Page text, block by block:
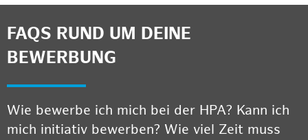
FAQS RUND UM DEINE
BEWERBUNG
Wie bewerbe ich mich bei der HPA? Kann ich
mich initiativ bewerben? Wie viel Zeit muss